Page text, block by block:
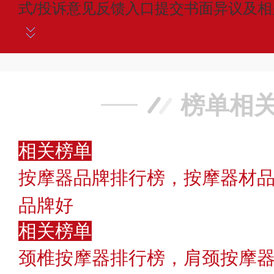
式/投诉意见反馈入口提交书面异议及
榜单相
相关榜单
按摩器品牌排行榜，按摩器材
品牌好
相关榜单
颈椎按摩器排行榜，肩颈按摩